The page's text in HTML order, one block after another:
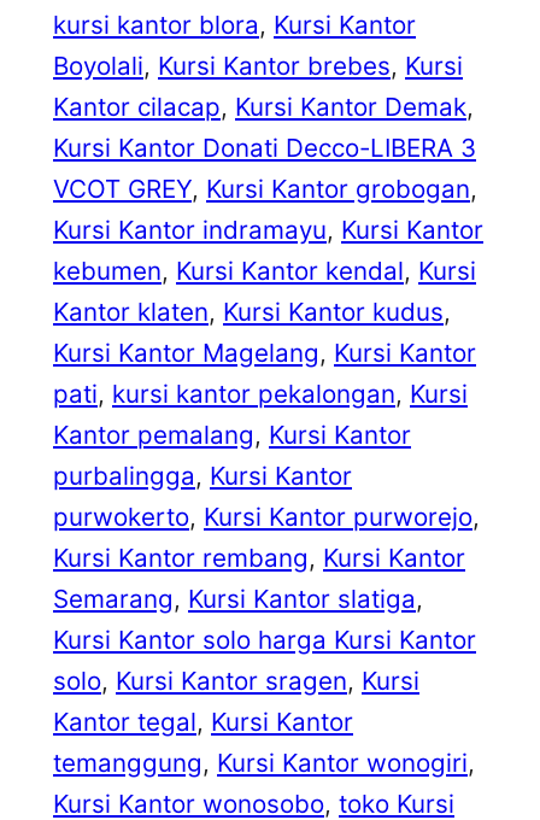
kursi kantor blora, Kursi Kantor
Boyolali, Kursi Kantor brebes, Kursi
Kantor cilacap, Kursi Kantor Demak
Kursi Kantor Donati Decco-LIBERA 3
VCOT GREY, Kursi Kantor grobogan
Kursi Kantor indramayu, Kursi Kantor
kebumen, Kursi Kantor kendal, Kursi
Kantor klaten, Kursi Kantor kudus
Kursi Kantor Magelang, Kursi Kantor
pati, kursi kantor pekalongan, Kursi
Kantor pemalang, Kursi Kantor
purbalingga, Kursi Kantor
purwokerto, Kursi Kantor purworejo
Kursi Kantor rembang, Kursi Kantor
Semarang, Kursi Kantor slatiga
Kursi Kantor solo harga Kursi Kantor
solo, Kursi Kantor sragen, Kursi
Kantor tegal, Kursi Kantor
temanggung, Kursi Kantor wonogiri
Kursi Kantor wonosobo, toko Kursi